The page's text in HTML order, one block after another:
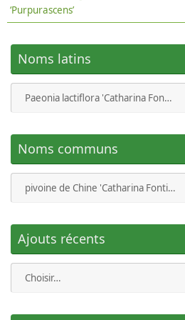
Feuillage prend une couleur
2021.- Émerge mi-mars. Boutons
Tuteuré le 3 mai. 10 boutons
Première fleur éclose le 30 mai.
Tuteuré le 20 avril. 5 belles fleurs
encore pas mal de boutons
d’automne.
Tuteuré le 1er mai. En fleur fin
Floraison toujours aussi brève. Peu
2018.- Sort et pousse rapidement
boutons avortés. Pleine floraison
‘Purpurascens’
Noms latins
Noms communs
Ajouts récents